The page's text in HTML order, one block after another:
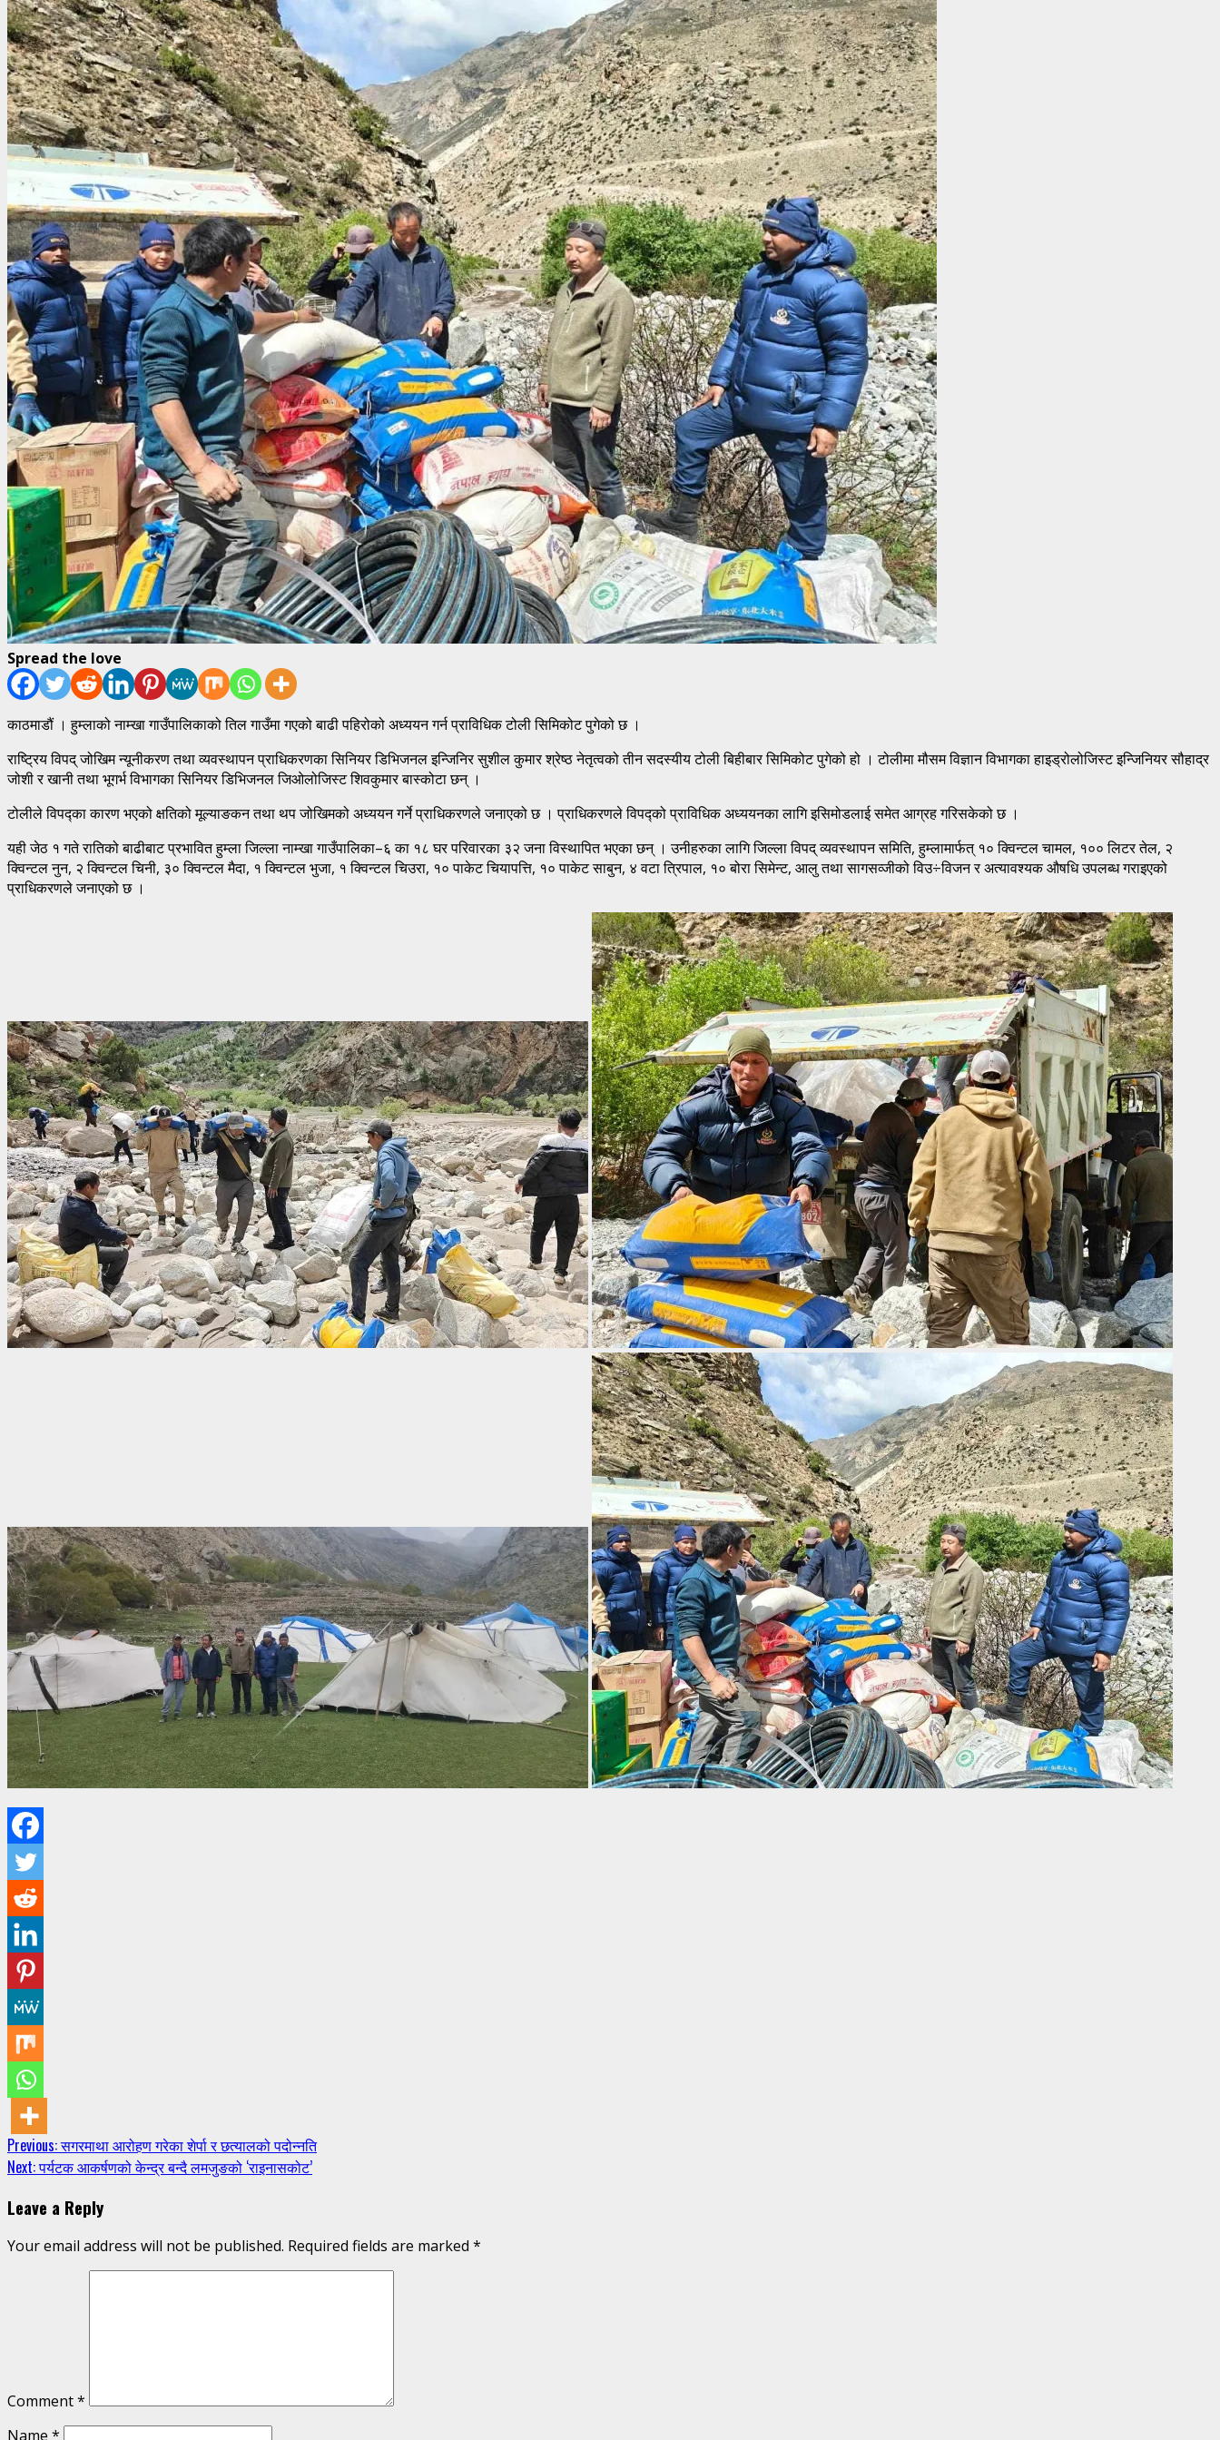
Spread the love
काठमाडौं । हुम्लाको नाम्खा गाउँपालिकाको तिल गाउँमा गएको बाढी पहिरोको अध्ययन गर्न प्राविधिक टोली सिमिकोट पुगेको छ ।
राष्ट्रिय विपद् जोखिम न्यूनीकरण तथा व्यवस्थापन प्राधिकरणका सिनियर डिभिजनल इन्जिनिर सुशील कुमार श्रेष्ठ नेतृत्वको तीन सदस्यीय टोली बिहीबार सिमिकोट पुगेको हो । टोलीमा मौसम विज्ञान विभागका हाइड्रोलोजिस्ट इन्जिनियर सौहाद्र
जोशी र खानी तथा भूगर्भ विभागका सिनियर डिभिजनल जिओलोजिस्ट शिवकुमार बास्कोटा छन् ।
टोलीले विपद्का कारण भएको क्षतिको मूल्याङकन तथा थप जोखिमको अध्ययन गर्ने प्राधिकरणले जनाएको छ । प्राधिकरणले विपद्को प्राविधिक अध्ययनका लागि इसिमोडलाई समेत आग्रह गरिसकेको छ ।
यही जेठ १ गते रातिको बाढीबाट प्रभावित हुम्ला जिल्ला नाम्खा गाउँपालिका–६ का १८ घर परिवारका ३२ जना विस्थापित भएका छन् । उनीहरुका लागि जिल्ला विपद् व्यवस्थापन समिति, हुम्लामार्फत् १० क्विन्टल चामल, १०० लिटर तेल, २
क्विन्टल नुन, २ क्विन्टल चिनी, ३० क्विन्टल मैदा, १ क्विन्टल भुजा, १ क्विन्टल चिउरा, १० पाकेट चियापत्ति, १० पाकेट साबुन, ४ वटा त्रिपाल, १० बोरा सिमेन्ट, आलु तथा सागसव्जीको विउ÷विजन र अत्यावश्यक औषधि उपलब्ध गराइएको
प्राधिकरणले जनाएको छ ।
Continue
Reading
Previous:सगरमाथा आरोहण गरेका शेर्पा र छत्यालको पदोन्नति
Next:पर्यटक आकर्षणको केन्द्र बन्दै लमजुङको ‘राइनासकोट’
Leave a Reply
Your email address will not be published. Required fields are marked *
Comment*
Name *